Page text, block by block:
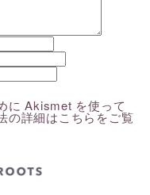
に Akismet を使って
の詳細はこちらをご覧